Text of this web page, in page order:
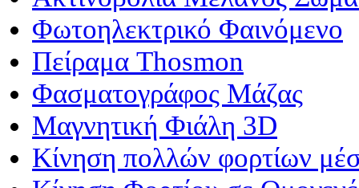
Φωτοηλεκτρικό Φαινόμενο
Πείραμα Thosmon
Φασματογράφος Μάζας
Μαγνητική Φιάλη 3D
Κίνηση πολλών φορτίων